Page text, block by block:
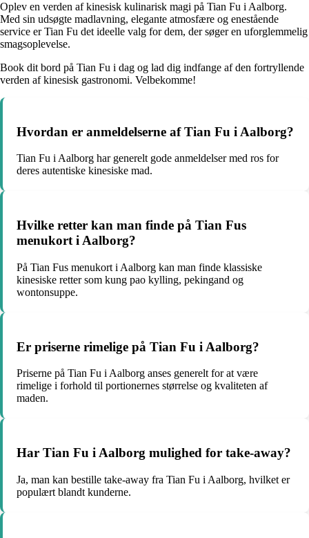
Oplev en verden af kinesisk kulinarisk magi på Tian Fu i Aalborg.
Med sin udsøgte madlavning, elegante atmosfære og enestående
service er Tian Fu det ideelle valg for dem, der søger en uforglemmelig
smagsoplevelse.
Book dit bord på Tian Fu i dag og lad dig indfange af den fortryllende
verden af kinesisk gastronomi. Velbekomme!
Hvordan er anmeldelserne af Tian Fu i Aalborg?
Tian Fu i Aalborg har generelt gode anmeldelser med ros for
deres autentiske kinesiske mad.
Hvilke retter kan man finde på Tian Fus
menukort i Aalborg?
På Tian Fus menukort i Aalborg kan man finde klassiske
kinesiske retter som kung pao kylling, pekingand og
wontonsuppe.
Er priserne rimelige på Tian Fu i Aalborg?
Priserne på Tian Fu i Aalborg anses generelt for at være
rimelige i forhold til portionernes størrelse og kvaliteten af
maden.
Har Tian Fu i Aalborg mulighed for take-away?
Ja, man kan bestille take-away fra Tian Fu i Aalborg, hvilket er
populært blandt kunderne.